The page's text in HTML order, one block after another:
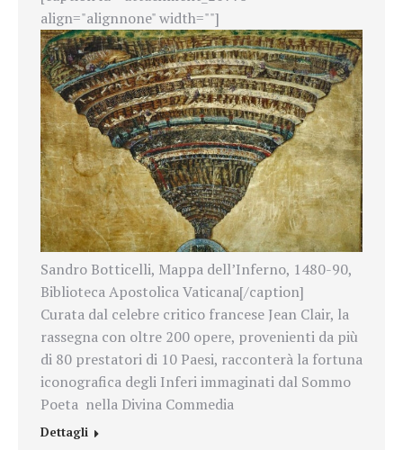
align="alignnone" width=""]
Sandro Botticelli, Mappa dell’Inferno, 1480-90,
Biblioteca Apostolica Vaticana[/caption]
Curata dal celebre critico francese Jean Clair, la
rassegna con oltre 200 opere, provenienti da più
di 80 prestatori di 10 Paesi, racconterà la fortuna
iconografica degli Inferi immaginati dal Sommo
Poeta nella Divina Commedia
Dettagli